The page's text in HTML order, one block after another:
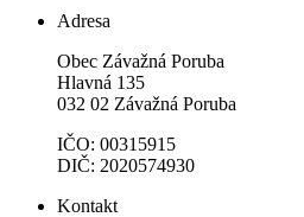
Adresa
Obec Závažná Poruba
Hlavná 135
032 02 Závažná Poruba
IČO: 00315915
DIČ: 2020574930
Kontakt